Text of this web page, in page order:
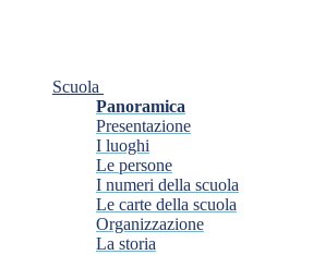
Scuola
Panoramica
Presentazione
I luoghi
Le persone
I numeri della scuola
Le carte della scuola
Organizzazione
La storia